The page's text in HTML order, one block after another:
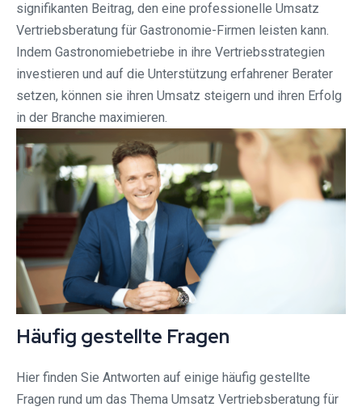
signifikanten Beitrag, den eine professionelle Umsatz
Vertriebsberatung für Gastronomie-Firmen leisten kann.
Indem Gastronomiebetriebe in ihre Vertriebsstrategien
investieren und auf die Unterstützung erfahrener Berater
setzen, können sie ihren Umsatz steigern und ihren Erfolg
in der Branche maximieren.
Häufig gestellte Fragen
Hier finden Sie Antworten auf einige häufig gestellte
Fragen rund um das Thema Umsatz Vertriebsberatung für